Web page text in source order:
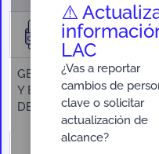
Circular Externa
GESTIÓN DE
Y EQUIPOS, A TRAVÉS
DE PRESTACIÓN DEL
⚠️
LAC
¿Vas a reportar
cambios de
clave o solicitar
actualización de
alcance?